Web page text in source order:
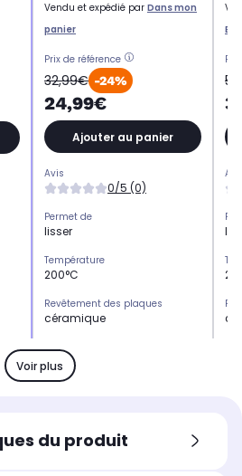
Vendu et expédié par Dans mon
panier
Prix de référence
32,99€ -24%
24,99€
Ajouter au panier
Avis
0/5 (0)
Permet de
lisser
Température
200°C
Revêtement des plaques
céramique
Largeur des plaques
3 mm
Utilisation sur cheveux mouillés
Non
Voir plus
du produit